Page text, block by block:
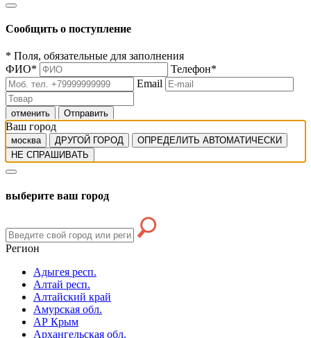
Сообщить о поступление
* Поля, обязательные для заполнения
ФИО* Телефон*
Email
отменить Отправить
Ваш город
москва ДРУГОЙ ГОРОД
ОПРЕДЕЛИТЬ АВТОМАТИЧЕСКИ
НЕ СПРАШИВАТЬ
выберите ваш город
Регион
Адыгея респ.
Алтай респ.
Алтайский край
Амурская обл.
АР Крым
Архангельская обл.